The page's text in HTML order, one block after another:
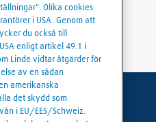
Olika cookies
i USA. Genom att
du också till
enligt artikel 49.1 i
Linde vidtar åtgärder för
av en sådan
amerikanska
det skydd som
i EU/EES/Schweiz.